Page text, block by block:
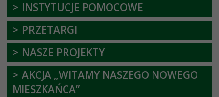
INSTYTUCJE POMOCOWE
PRZETARGI
NASZE PROJEKTY
AKCJA „WITAMY NASZEGO NOWEGO
MIESZKAŃCA”